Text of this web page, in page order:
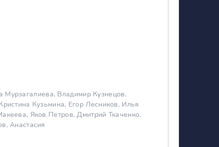
Владимир Кузнецов,
Кузьмина, Егор Лесников, Илья
Яков Петров, Дмитрий Ткаченко,
Анастасия